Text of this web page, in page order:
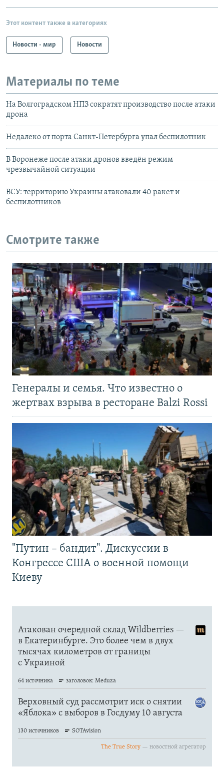
Этот контент также в категориях
Новости - мир Новости
Материалы по теме
На Волгоградском НПЗ сократят производство после атаки
дрона
Недалеко от порта Санкт-Петербурга упал беспилотник
В Воронеже после атаки дронов введён режим
чрезвычайной ситуации
ВСУ: территорию Украины атаковали 40 ракет и
беспилотников
Смотрите также
Генералы и семья. Что известно о
жертвах взрыва в ресторане Balzi Rossi
"Путин – бандит". Дискуссии в
Конгрессе США о военной помощи
Киеву